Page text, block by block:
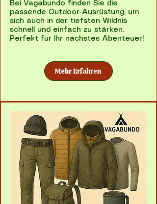
Bei Vagabundo finden Sie die
passende Outdoor-Ausrüstung, um
sich auch in der tiefsten Wildnis
schnell und einfach zu stärken.
Perfekt für Ihr nächstes Abenteuer!
Mehr Erfahren